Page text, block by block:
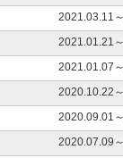
2021.03.11
2021.01.21
2021.01.07
2020.10.22
2020.09.01
2020.07.09